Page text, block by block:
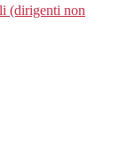
(dirigenti non